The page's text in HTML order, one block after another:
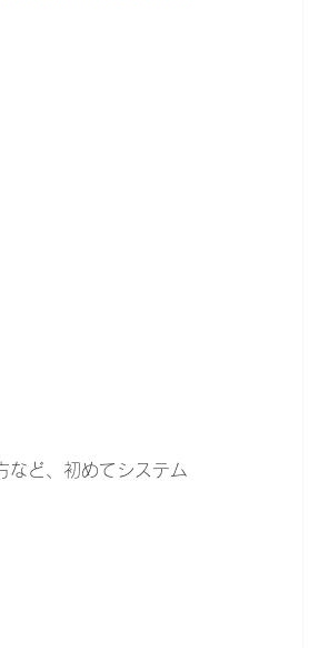
など、初めてシステム